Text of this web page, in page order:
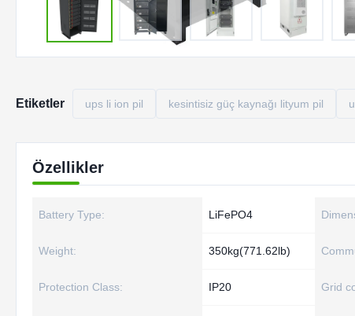
Etiketler ups li ion pil kesintisiz güç kaynağı lityum pil
Özellikler
Battery Type: LiFePO4
Weight: 350kg(771.62lb)
Protection Class: IP20 Grid